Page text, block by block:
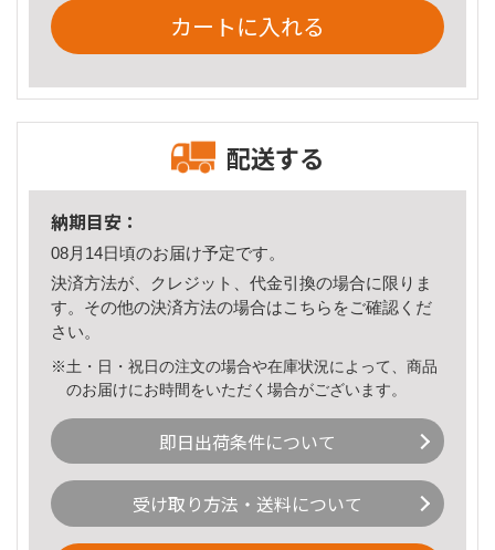
カートに入れる
配送する
納期目安：
08月14日頃のお届け予定です。
決済方法が、クレジット、代金引換の場合に限りま
す。その他の決済方法の場合はこちら をご確認くだ
さい。
※土・日・祝日の注文の場合や在庫状況によって、商品
のお届けにお時間をいただく場合がございます。
即日出荷条件について
受け取り方法・送料について